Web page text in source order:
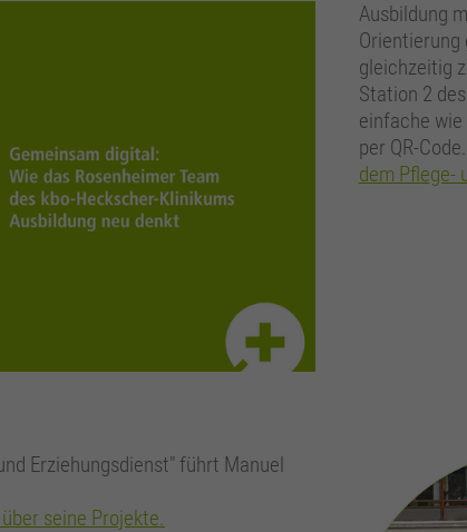
Ausbildung
gleichzeitig
Station 2
einfache
per QR-Code.
dem Pflege-
Erziehungsdienst" führt Manuel
seine Projekte.
Laufzeit
Zweck
Google Analytics